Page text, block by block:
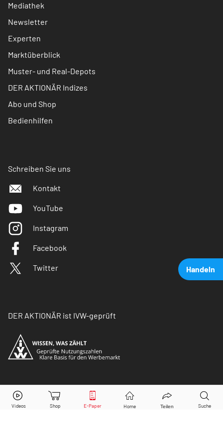
Handeln
ITM Power Aktie jetzt handeln?
Mediathek
Newsletter
Experten
Marktüberblick
Muster- und Real-Depots
DER AKTIONÄR Indizes
Abo und Shop
Bedienhilfen
Schreiben Sie uns
Kontakt
YouTube
Instagram
Facebook
Twitter
DER AKTIONÄR ist IVW-geprüft
© Copyright 2026 Börsenmedien AG. Alle Rechte